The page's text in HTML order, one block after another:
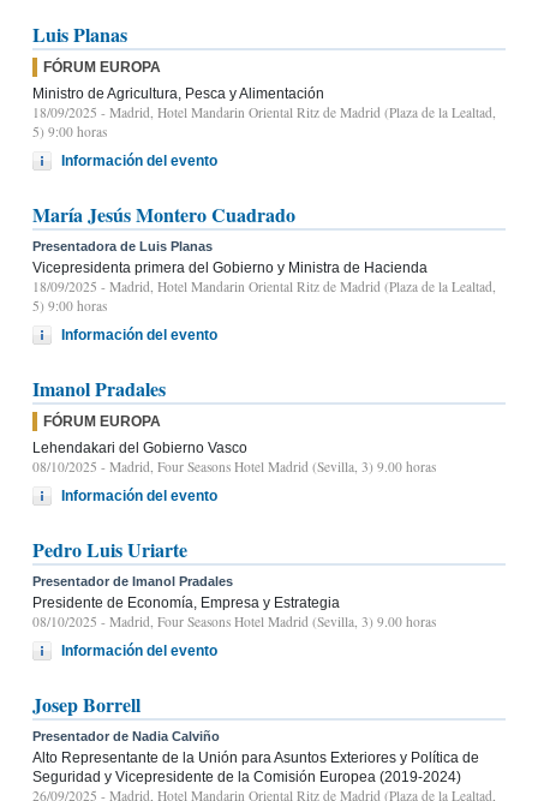
Luis Planas
FÓRUM EUROPA
Ministro de Agricultura, Pesca y Alimentación
18/09/2025 - Madrid, Hotel Mandarin Oriental Ritz de Madrid (Plaza de la Lealtad,
5) 9:00 horas
Información del evento
María Jesús Montero Cuadrado
Presentadora de Luis Planas
Vicepresidenta primera del Gobierno y Ministra de Hacienda
18/09/2025 - Madrid, Hotel Mandarin Oriental Ritz de Madrid (Plaza de la Lealtad,
5) 9:00 horas
Información del evento
Imanol Pradales
FÓRUM EUROPA
Lehendakari del Gobierno Vasco
08/10/2025 - Madrid, Four Seasons Hotel Madrid (Sevilla, 3) 9.00 horas
Información del evento
Pedro Luis Uriarte
Presentador de Imanol Pradales
Presidente de Economía, Empresa y Estrategia
08/10/2025 - Madrid, Four Seasons Hotel Madrid (Sevilla, 3) 9.00 horas
Información del evento
Josep Borrell
Presentador de Nadia Calviño
Alto Representante de la Unión para Asuntos Exteriores y Política de
Seguridad y Vicepresidente de la Comisión Europea (2019-2024)
26/09/2025 - Madrid, Hotel Mandarin Oriental Ritz de Madrid (Plaza de la Lealtad,